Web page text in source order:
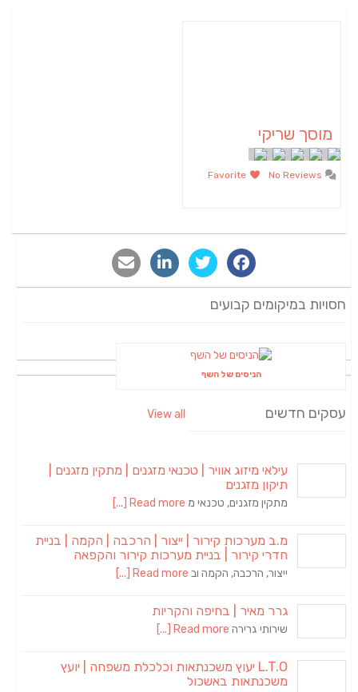
מוסך שריקי
חסויות במיקומים קבועים
הניסים של השף
עסקים חדשים View all
עילאי מיזוג אוויר | טכנאי מזגנים | מתקין מזגנים |
תיקון מזגנים
מתקין מזגנים, טכנאי מ Read more [...]
מ.ב מערכות קירור | ייצור | הרכבה | הקמה | בניית
חדרי קירור | בניית מערכות קירור והקפאה
ייצור, הרכבה, הקמה וב Read more [...]
גרר מאיר | בחיפה והקריות
שירותי גרירה Read more [...]
L.T.O יעוץ משכנתאות וכלכלת משפחה | יועץ
משכנתאות באשכול